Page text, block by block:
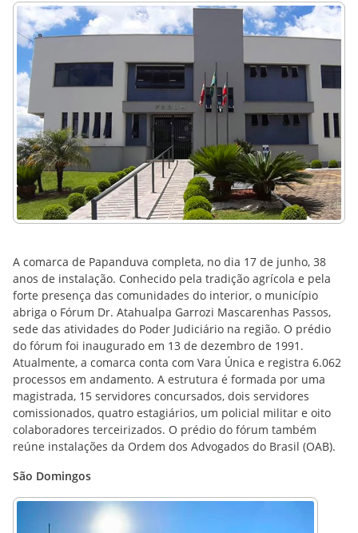
A comarca de Papanduva completa, no dia 17 de junho, 38
anos de instalação. Conhecido pela tradição agrícola e pela
forte presença das comunidades do interior, o município
abriga o Fórum Dr. Atahualpa Garrozi Mascarenhas Passos,
sede das atividades do Poder Judiciário na região. O prédio
do fórum foi inaugurado em 13 de dezembro de 1991.
Atualmente, a comarca conta com Vara Única e registra 6.062
processos em andamento. A estrutura é formada por uma
magistrada, 15 servidores concursados, dois servidores
comissionados, quatro estagiários, um policial militar e oito
colaboradores terceirizados. O prédio do fórum também
reúne instalações da Ordem dos Advogados do Brasil (OAB).
São Domingos